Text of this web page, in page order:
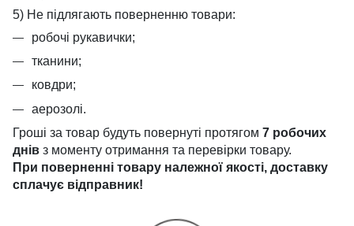
5) Не підлягають поверненню товари:
робочі рукавички;
тканини;
ковдри;
аерозолі.
Гроші за товар будуть повернуті протягом 7 робочих
днів з моменту отримання та перевірки товару.
При поверненні товару належної якості, доставку
сплачує відправник!